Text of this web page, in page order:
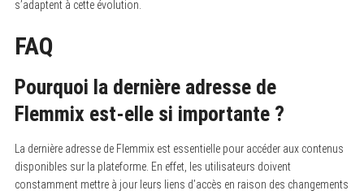
s’adaptent à cette évolution.
FAQ
Pourquoi la dernière adresse de
Flemmix est-elle si importante ?
La dernière adresse de Flemmix est essentielle pour accéder aux contenus
disponibles sur la plateforme. En effet, les utilisateurs doivent
constamment mettre à jour leurs liens d’accès en raison des changements